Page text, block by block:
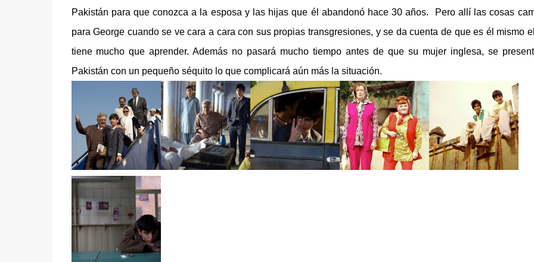
Pakistán para que conozca a la esposa y las hijas que él abandonó hace 30 años. Pero allí las cosas
para George cuando se ve cara a cara con sus propias transgresiones, y se da cuenta de que es él mismo
tiene mucho que aprender. Además no pasará mucho tiempo antes de que su mujer inglesa, se
Pakistán con un pequeño séquito lo que complicará aún más la situación.